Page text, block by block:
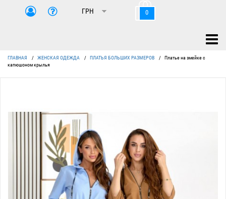
0
ГЛАВНАЯ / ЖЕНСКАЯ ОДЕЖДА / ПЛАТЬЯ БОЛЬШИХ РАЗМЕРОВ /
Платье на змейке с
капюшоном крылья